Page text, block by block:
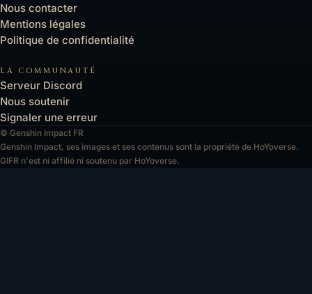
Nous contacter
Mentions légales
Politique de confidentialité
LA COMMUNAUTÉ
Serveur Discord
Nous soutenir
Signaler une erreur
© Genshin Impact FR
Genshin Impact, ses images et ses contenus sont la propriété de HoYoverse.
GIFR n'est ni affilié ni soutenu par HoYoverse.